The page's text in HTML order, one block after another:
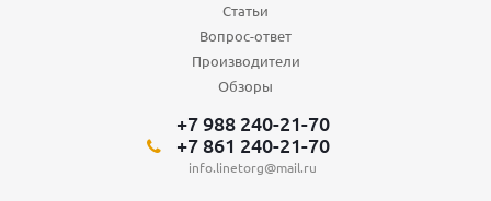
Статьи
Вопрос-ответ
Производители
Обзоры
+7 988 240-21-70
+7 861 240-21-70
info.linetorg@mail.ru